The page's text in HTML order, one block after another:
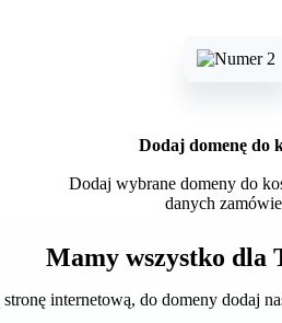
Dodaj domenę do
Dodaj wybrane domeny do
danych
Mamy wszystko dla
stronę internetową, do domeny dodaj